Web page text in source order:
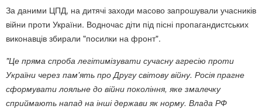
За даними ЦПД, на дитячі заходи масово запрошували учасників
війни проти України. Водночас діти під пісні пропагандистських
виконавців збирали "посилки на фронт".
"Це пряма спроба легітимізувати сучасну агресію проти
України через пам'ять про Другу світову війну. Росія прагне
сформувати лояльне до війни покоління, яке змалечку
сприймають напад на інші держави як норму. Влада РФ